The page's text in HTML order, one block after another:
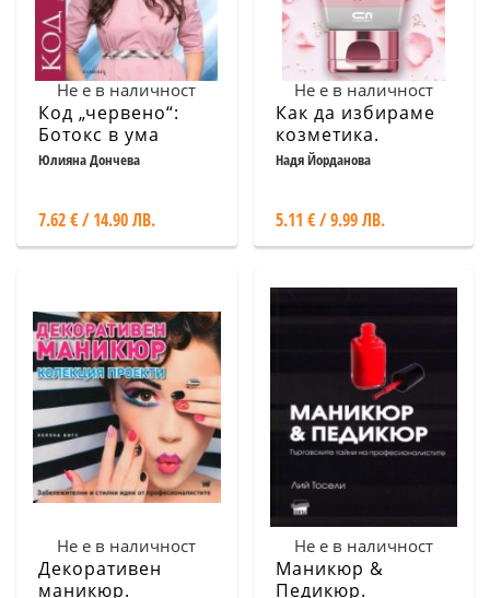
Не е в наличност
Код „червено“:
Ботокс в ума
Юлияна Дончева
7.62 € / 14.90 ЛВ.
Не е в наличност
Как да избираме
козметика.
Професионални
Надя Йорданова
5.11 € / 9.99 ЛВ.
Не е в наличност
Декоративен
маникюр.
Не е в наличност
Маникюр &
Педикюр.